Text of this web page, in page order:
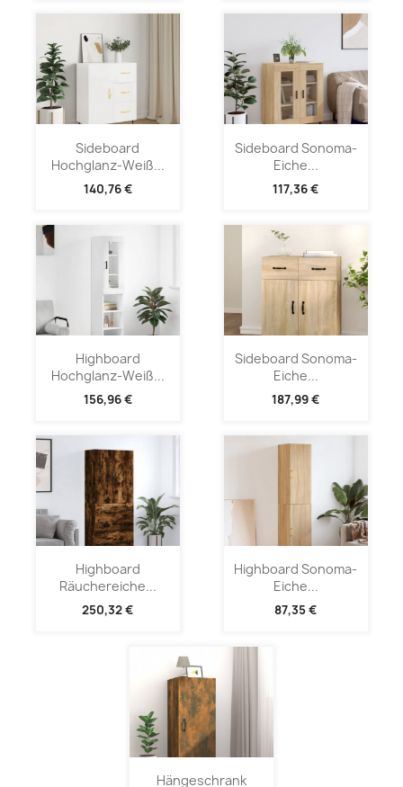
Sideboard
Hochglanz-Weiß...
140,76 €
Sideboard Sonoma-
Eiche...
117,36 €
Highboard
Hochglanz-Weiß...
156,96 €
Sideboard Sonoma-
Eiche...
187,99 €
Highboard
Räuchereiche...
250,32 €
Highboard Sonoma-
Eiche...
87,35 €
Hängeschrank